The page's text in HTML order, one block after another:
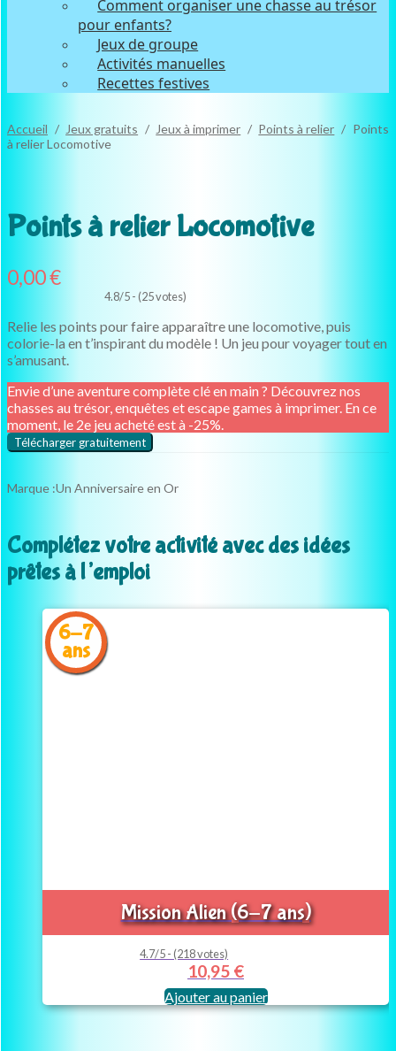
Comment organiser une chasse au trésor
pour enfants?
Jeux de groupe
Activités manuelles
Recettes festives
Accueil / Jeux gratuits / Jeux à imprimer / Points à relier / Points
à relier Locomotive
Points à relier Locomotive
0,00€
4.8/5 - (25 votes)
Relie les points pour faire apparaître une locomotive, puis
colorie-la en t’inspirant du modèle ! Un jeu pour voyager tout en
s’amusant.
Envie d’une aventure complète clé en main ? Découvrez nos
chasses au trésor, enquêtes et escape games à imprimer. En ce
moment, le 2e jeu acheté est à -25%.
Télécharger gratuitement
Marque :Un Anniversaire en Or
Complétez votre activité avec des idées
prêtes à l’emploi
6-7
ans
Mission Alien (6-7 ans)
4.7/5 - (218 votes)
10,95 €
Ajouter au panier